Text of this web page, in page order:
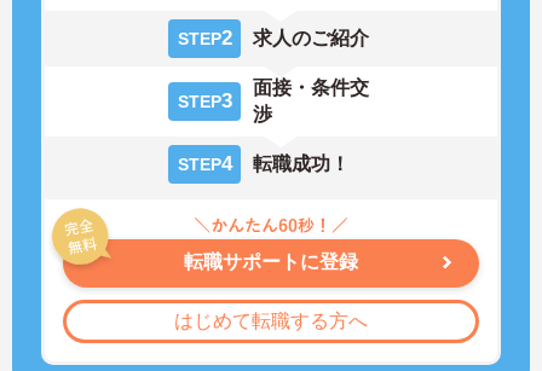
STEP2 求人のご紹介
STEP3
面接・条件交
渉
STEP4 転職成功！
転職サポートに登録
はじめて転職する方へ